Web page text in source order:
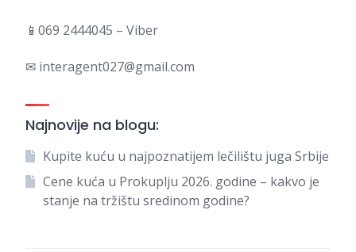
📱069 2444045 – Viber
✉ interagent027@gmail.com
Najnovije na blogu:
Kupite kuću u najpoznatijem lečilištu juga Srbije
Cene kuća u Prokuplju 2026. godine – kakvo je
stanje na tržištu sredinom godine?